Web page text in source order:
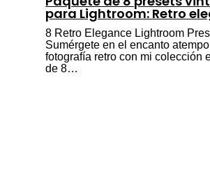
para Lightroom: Retro
8 Retro Elegance Lightroom
Sumérgete en el encanto
fotografía retro con mi colección
de 8…